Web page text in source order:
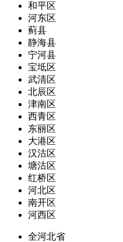
和平区
河东区
蓟县
静海县
宁河县
宝坻区
武清区
北辰区
津南区
西青区
东丽区
大港区
汉沽区
塘沽区
红桥区
河北区
南开区
河西区
全河北省